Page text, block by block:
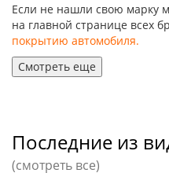
Если не нашли свою марку
на главной странице всех
покрытию автомобиля.
Смотреть еще
Последние из
(смотреть все)